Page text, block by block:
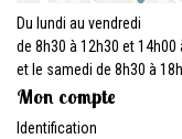
Du lundi au vendredi
de 8h30 à 12h30 et 14h00
et le samedi de 8h30 à
Mon compte
Identification